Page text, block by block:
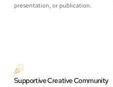
presentation, or publication.
Supportive Creative Community